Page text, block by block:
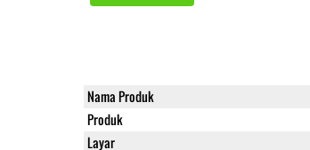
Nama Produk
Produk
Layar